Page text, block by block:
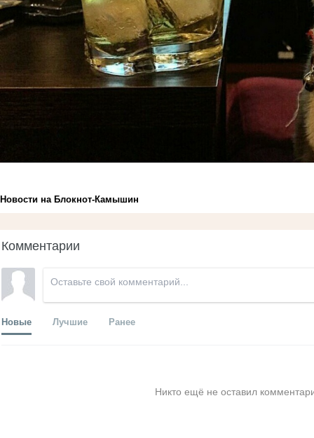
Новости на Блoкнoт-Камышин
Комментарии
Новые Лучшие Ранее
Никто ещё не оставил